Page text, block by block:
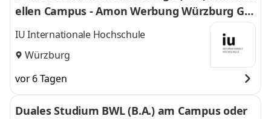
ellen Campus - Amon Werbung Würzburg Gm
bH & Co. KG
IU Internationale Hochschule
Würzburg
vor 6 Tagen
Duales Studium BWL (B.A.) am Campus oder